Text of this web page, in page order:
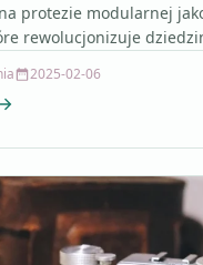
protezie modularnej
rewolucjonizuje
2025-02-06